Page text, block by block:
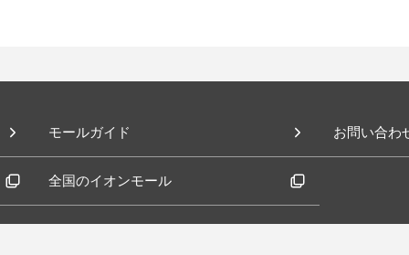
モールガイド お問い合わ
全国のイオンモール